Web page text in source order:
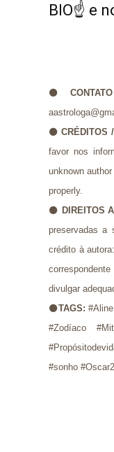
BIO☝ e
⚫
⚫CRÉDITOS
favor nos
unknown
properly.
⚫ DIREITOS
preservadas a
crédito à
divulgar
⚫TAGS:
#Zodíaco
#sonho